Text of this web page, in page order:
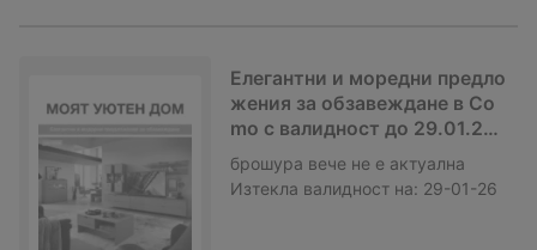
Елегантни и моредни предло
жения за обзавеждане в Co
mo с валидност до 29.01.202
6
брошура вече не е актуална
Изтекла валидност на: 29-01-26